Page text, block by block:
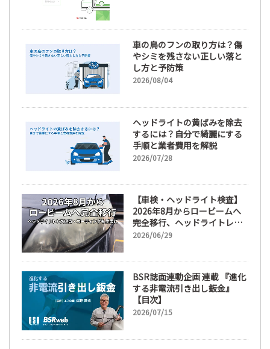
車の鳥のフンの取り方は？傷
やシミを残さない正しい落と
し方と予防策
2026/08/04
ヘッドライトの黄ばみを除去
するには？自分で綺麗にする
手順と業者費用を解説
2026/07/28
【車検・ヘッドライト検査】
2026年8月からロービームへ
完全移行、ヘッドライトレン
ズ磨き・コーティングも重要
2026/06/29
BSR誌面連動企画 連載 『進化
する非電流引き出し鈑金』
【目次】
2026/07/15